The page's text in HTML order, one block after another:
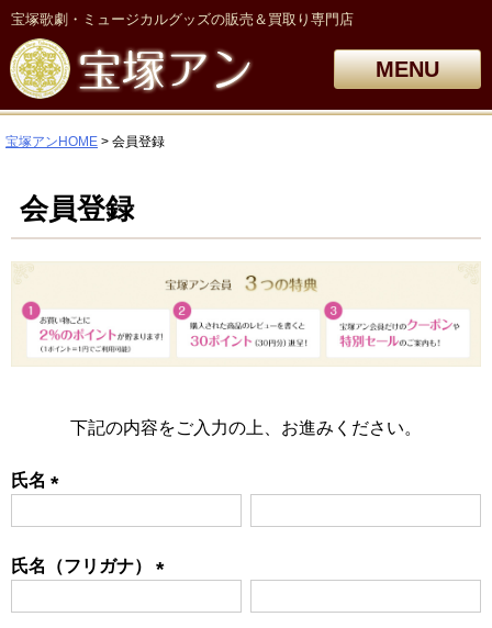
宝塚歌劇・ミュージカルグッズの販売＆買取り専門店
MENU
宝塚アンHOME 会員登録
会員登録
下記の内容をご入力の上、お進みください。
氏名
氏名（フリガナ）